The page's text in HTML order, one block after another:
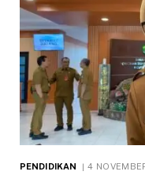
PENDIDIKAN 4